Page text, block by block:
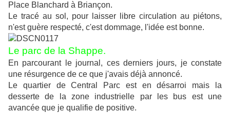
Place Blanchard à Briançon.
Le tracé au sol, pour laisser libre circulation au piétons,
n'est guère respecté, c'est dommage, l'idée est bonne.
Le parc de la Shappe.
En parcourant le journal, ces derniers jours, je constate
une résurgence de ce que j'avais déjà annoncé.
Le quartier de Central Parc est en désarroi mais la
desserte de la zone industrielle par les bus est une
avancée que je qualifie de positive.